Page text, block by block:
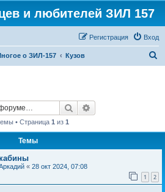
и любителей ЗИЛ 157
Вход
Регистрация
о ЗИЛ-157 Кузов
Поиск
• Страница 1 из 1
Темы
« 28 окт 2024, 07:08
1 2